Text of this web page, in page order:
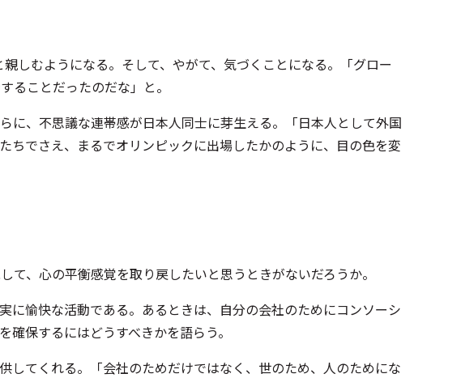
しむようになる。そして、やがて、気づくことになる。「グロー
ることだったのだな」と。
に、不思議な連帯感が日本人同士に芽生える。「日本人として外国
でさえ、まるでオリンピックに出場したかのように、目の色を変
、心の平衡感覚を取り戻したいと思うときがないだろうか。
に愉快な活動である。あるときは、自分の会社のためにコンソーシ
保するにはどうすべきかを語らう。
してくれる。「会社のためだけではなく、世のため、人のためにな